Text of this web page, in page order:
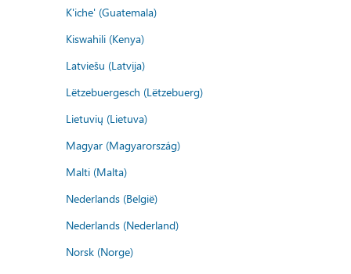
K'iche' (Guatemala)
Kiswahili (Kenya)
Latviešu (Latvija)
Lëtzebuergesch (Lëtzebuerg)
Lietuvių (Lietuva)
Magyar (Magyarország)
Malti (Malta)
Nederlands (België)
Nederlands (Nederland)
Norsk (Norge)